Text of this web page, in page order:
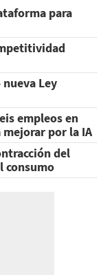
para
Ley
empleos en
por la IA
del
consumo